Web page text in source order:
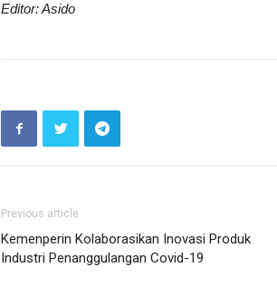
Editor: Asido
Previous article
Kemenperin Kolaborasikan Inovasi Produk
Industri Penanggulangan Covid-19